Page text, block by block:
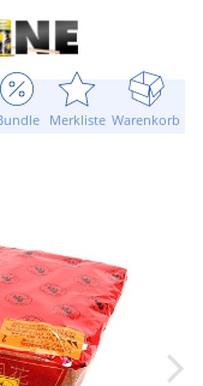
Merkliste Warenkorb